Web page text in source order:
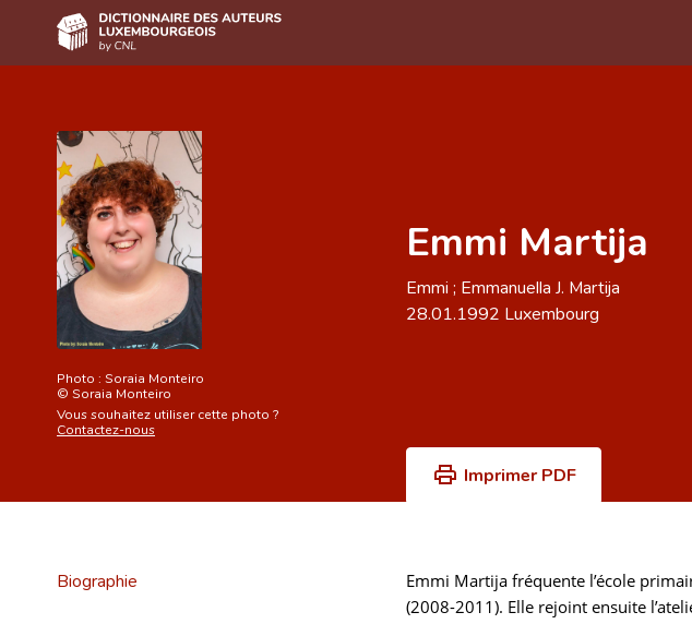
Auteur(e)s A-Z
Recherche avancée
Foire aux questions
CNL
Équipe scientifique
Contact
Photo : Soraia Monteiro
© Soraia Monteiro
Vous souhaitez utiliser cette photo ?
Contactez-nous
Emmi Martija
Emmi ; Emmanuella J. Martija
28.01.1992 Luxembourg
Imprimer PDF
Biographie
Emmi Martija fréquente l’école
(2008-2011). Elle rejoint ensuite